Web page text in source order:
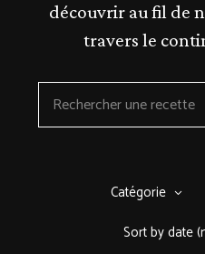
découvrir au fil de
travers le
Catégorie
Sort by date